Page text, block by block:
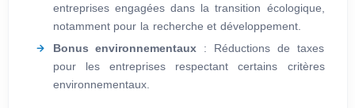
entreprises engagées dans la transition écologique,
notamment pour la recherche et développement.
Bonus environnementaux : Réductions de taxes
pour les entreprises respectant certains critères
environnementaux.